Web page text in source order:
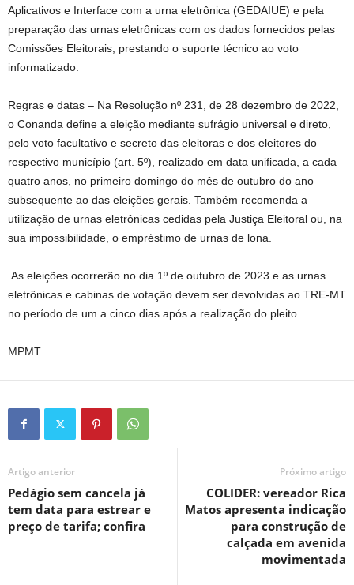
Aplicativos e Interface com a urna eletrônica (GEDAIUE) e pela
preparação das urnas eletrônicas com os dados fornecidos pelas
Comissões Eleitorais, prestando o suporte técnico ao voto
informatizado.
Regras e datas – Na Resolução nº 231, de 28 dezembro de 2022,
o Conanda define a eleição mediante sufrágio universal e direto,
pelo voto facultativo e secreto das eleitoras e dos eleitores do
respectivo município (art. 5º), realizado em data unificada, a cada
quatro anos, no primeiro domingo do mês de outubro do ano
subsequente ao das eleições gerais. Também recomenda a
utilização de urnas eletrônicas cedidas pela Justiça Eleitoral ou, na
sua impossibilidade, o empréstimo de urnas de lona.
As eleições ocorrerão no dia 1º de outubro de 2023 e as urnas
eletrônicas e cabinas de votação devem ser devolvidas ao TRE-MT
no período de um a cinco dias após a realização do pleito.
MPMT
Artigo anterior
Pedágio sem cancela já
tem data para estrear e
preço de tarifa; confira
Próximo artigo
COLIDER: vereador Rica
Matos apresenta indicação
para construção de
calçada em avenida
movimentada